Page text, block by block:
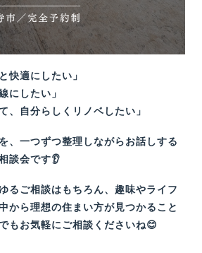
快適にしたい」
にしたい」
、自分らしくリノベしたい」
、一つずつ整理しながらお話しする
談会です👂
るご相談はもちろん、趣味やライフ
から理想の住まい方が見つかること
もお気軽にご相談くださいね😊